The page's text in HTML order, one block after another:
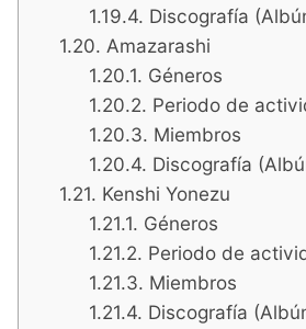
Discografía
Amazarashi
Géneros
Periodo de
Miembros
Discografía
Kenshi Yonezu
Géneros
Periodo de
Miembros
Discografía